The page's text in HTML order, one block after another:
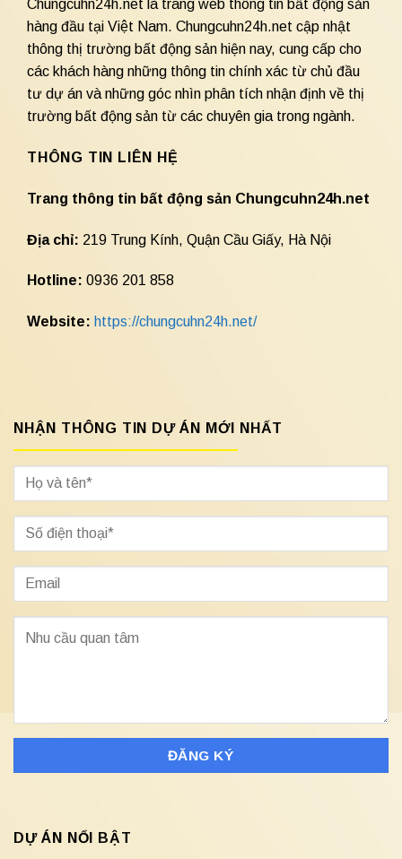
Chungcuhn24h.net là trang web thông tin bất động sản
hàng đầu tại Việt Nam. Chungcuhn24h.net cập nhật
thông thị trường bất động sản hiện nay, cung cấp cho
các khách hàng những thông tin chính xác từ chủ đầu
tư dự án và những góc nhìn phân tích nhận định về thị
trường bất động sản từ các chuyên gia trong ngành.
THÔNG TIN LIÊN HỆ
Trang thông tin bất động sản Chungcuhn24h.net
Địa chỉ: 219 Trung Kính, Quận Cầu Giấy, Hà Nội
Hotline: 0936 201 858
Website: https://chungcuhn24h.net/
NHẬN THÔNG TIN DỰ ÁN MỚI NHẤT
DỰ ÁN NỔI BẬT